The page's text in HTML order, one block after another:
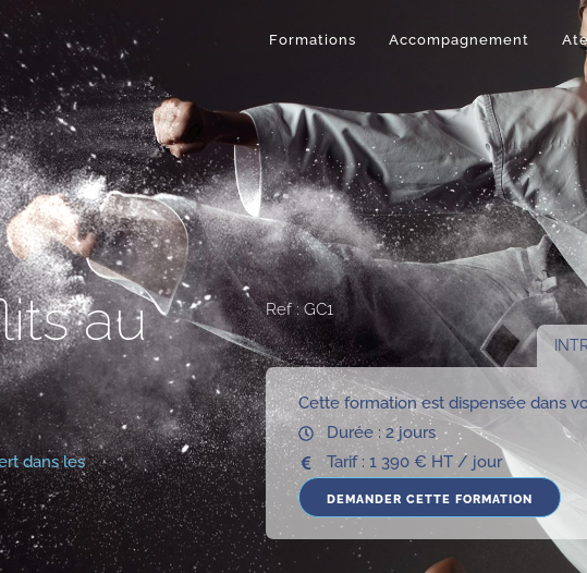
Formations Accompagnement
au
dans les
Ref : GC1
Cette formation est dispensée dans
Durée : 2 jours
Tarif : 1 390 € HT / jour
DEMANDER CETTE FORMATION